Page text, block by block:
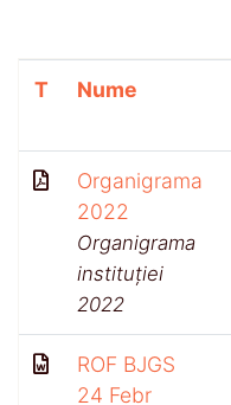
T Nume
Organigrama
2022
Organigrama
instituției
2022
ROF BJGS
24 Febr